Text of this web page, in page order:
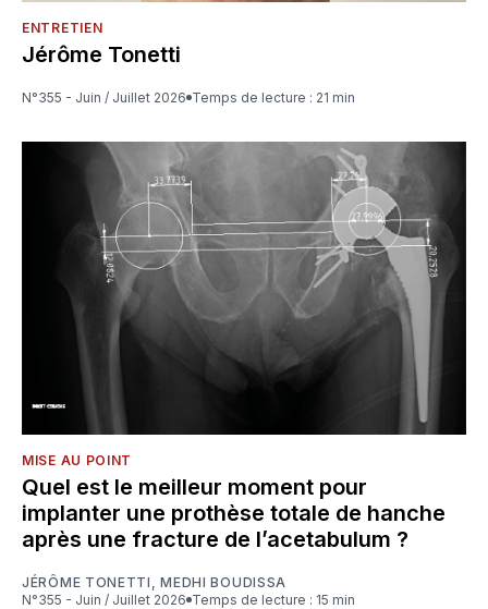
ENTRETIEN
Jérôme Tonetti
N°355 - Juin / Juillet 2026 Temps de lecture : 21 min
MISE AU POINT
Quel est le meilleur moment pour
implanter une prothèse totale de hanche
après une fracture de l’acetabulum ?
JÉRÔME TONETTI ,MEDHI BOUDISSA
N°355 - Juin / Juillet 2026
Temps de lecture : 15 min